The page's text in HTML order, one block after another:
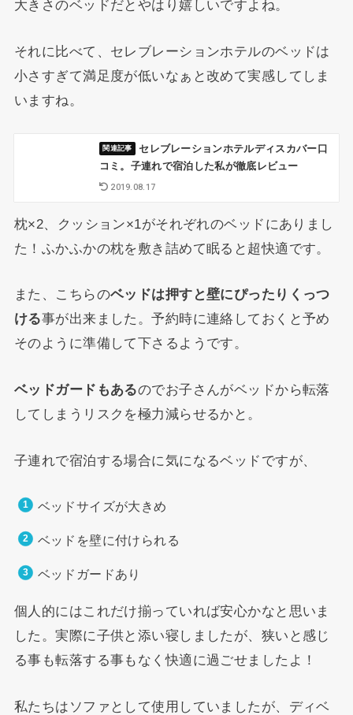
大きさのベッドだとやはり嬉しいですよね。
それに比べて、セレブレーションホテルのベッドは
小さすぎて満足度が低いなぁと改めて実感してしま
いますね。
セレブレーションホテルディスカバー口
コミ。子連れで宿泊した私が徹底レビュー
2019.08.17
枕×2、クッション×1がそれぞれのベッドにありまし
た！ふかふかの枕を敷き詰めて眠ると超快適です。
また、こちらのベッドは押すと壁にぴったりくっつ
ける事が出来ました。予約時に連絡しておくと予め
そのように準備して下さるようです。
ベッドガードもあるのでお子さんがベッドから転落
してしまうリスクを極力減らせるかと。
子連れで宿泊する場合に気になるベッドですが、
ベッドサイズが大きめ
ベッドを壁に付けられる
ベッドガードあり
個人的にはこれだけ揃っていれば安心かなと思いま
した。実際に子供と添い寝しましたが、狭いと感じ
る事も転落する事もなく快適に過ごせましたよ！
私たちはソファとして使用していましたが、ディベ